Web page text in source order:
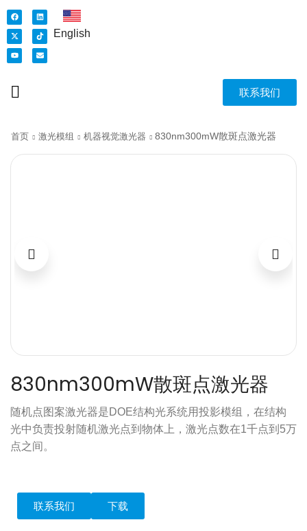
English
联系我们
首页 激光模组 机器视觉激光器 830nm300mW散斑点激光器
830nm300mW散斑点激光器
随机点图案激光器是DOE结构光系统用投影模组，在结构
光中负责投射随机激光点到物体上，激光点数在1千点到5万
点之间。
联系我们 下载